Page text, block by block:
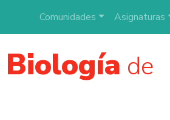
Comunidades Asignaturas
Biología de